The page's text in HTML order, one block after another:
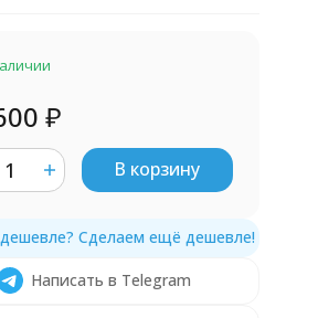
₽
В корзину
Написать в Telegram